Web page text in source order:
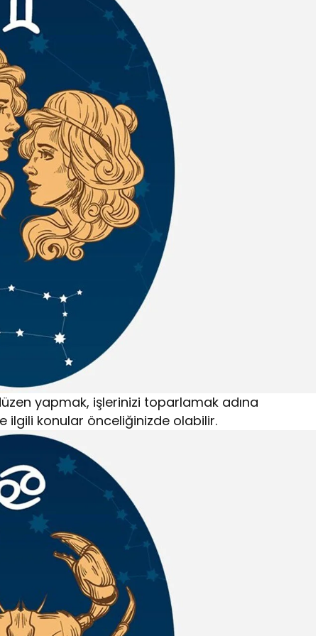
yapmak, işlerinizi toparlamak adına
ilgili konular önceliğinizde olabilir.